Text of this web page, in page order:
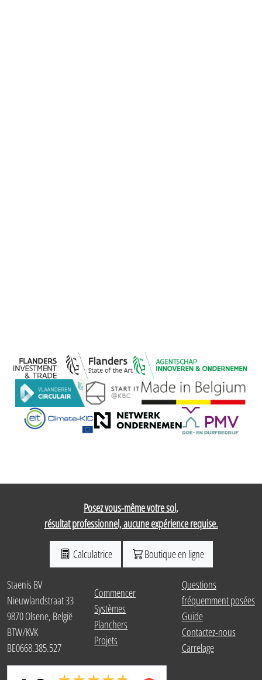
Posez vous-même votre sol,
résultat professionnel, aucune expérience requise.
Calculatrice Boutique en ligne
Staenis BV
Nieuwlandstraat 33
9870 Olsene, België
BTW/KVK
BE0668.385.527
Commencer
Systèmes
Planchers
Projets
Questions
fréquemment posées
Guide
Contactez-nous
Carrelage